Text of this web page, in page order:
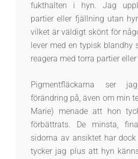
fukthalten i hyn. Jag
partier eller fjällning utan
vilket är väldigt skönt för
lever med en typisk blandhy
reagera med torra partier
Pigmentfläckarna ser
förändring på, även om min
Marie) menade att hon
förbättrats. De minsta,
sidorna av ansiktet har
tycker jag plus att hyn